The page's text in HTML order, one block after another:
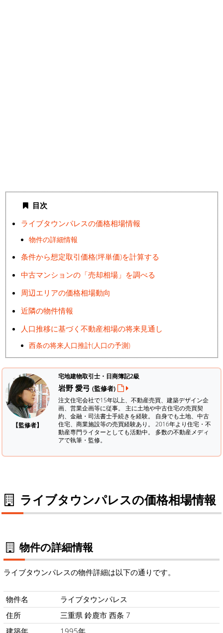
目次
ライブタウンパレスの価格相場情報
物件の詳細情報
条件から想定取引価格(坪単価)を計算する
中古マンションの「売却相場」を調べる
周辺エリアの価格相場動向
近隣の物件情報
人口推移に基づく不動産相場の将来見通し
西条の将来人口推計(人口の予測)
【監修者】
宅地建物取引士・日商簿記2級
岩野 愛弓 (監修者)
注文住宅会社で15年以上、不動産売買、建築デザイン企
画、営業企画等に従事。 主に土地や中古住宅の売買契
約、金融・司法書士手続きを経験。 自身でも土地、中古
住宅、商業施設等の売買経験あり。 2016年より住宅・不
動産専門ライターとしても活動中。 多数の不動産メディ
アで執筆・監修。
ライブタウンパレスの価格相場情報
物件の詳細情報
ライブタウンパレスの物件詳細は以下の通りです。
物件名
ライブタウンパレス
住所
三重県 鈴鹿市 西条 7
建築年
1995年